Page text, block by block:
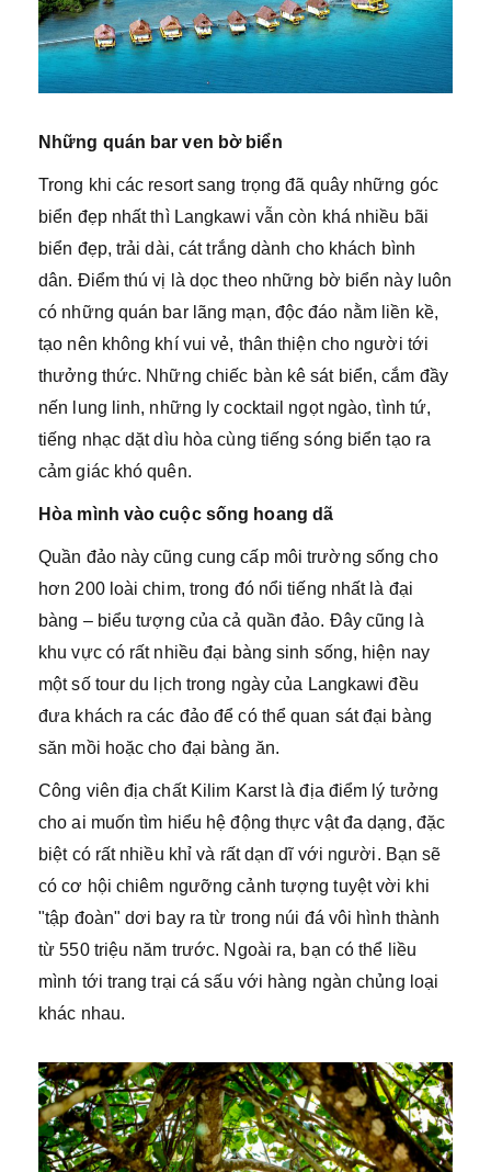
Những quán bar ven bờ biển
Trong khi các resort sang trọng đã quây những góc
biển đẹp nhất thì Langkawi vẫn còn khá nhiều bãi
biển đẹp, trải dài, cát trắng dành cho khách bình
dân. Điểm thú vị là dọc theo những bờ biển này luôn
có những quán bar lãng mạn, độc đáo nằm liền kề,
tạo nên không khí vui vẻ, thân thiện cho người tới
thưởng thức. Những chiếc bàn kê sát biển, cắm đầy
nến lung linh, những ly cocktail ngọt ngào, tình tứ,
tiếng nhạc dặt dìu hòa cùng tiếng sóng biển tạo ra
cảm giác khó quên.
Hòa mình vào cuộc sống hoang dã
Quần đảo này cũng cung cấp môi trường sống cho
hơn 200 loài chim, trong đó nổi tiếng nhất là đại
bàng – biểu tượng của cả quần đảo. Đây cũng là
khu vực có rất nhiều đại bàng sinh sống, hiện nay
một số tour du lịch trong ngày của Langkawi đều
đưa khách ra các đảo để có thể quan sát đại bàng
săn mồi hoặc cho đại bàng ăn.
Công viên địa chất Kilim Karst là địa điểm lý tưởng
cho ai muốn tìm hiểu hệ động thực vật đa dạng, đặc
biệt có rất nhiều khỉ và rất dạn dĩ với người. Bạn sẽ
có cơ hội chiêm ngưỡng cảnh tượng tuyệt vời khi
"tập đoàn" dơi bay ra từ trong núi đá vôi hình thành
từ 550 triệu năm trước. Ngoài ra, bạn có thể liều
mình tới trang trại cá sấu với hàng ngàn chủng loại
khác nhau.